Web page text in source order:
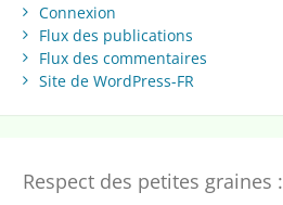
Connexion
Flux des publications
Flux des commentaires
Site de WordPress-FR
Respect des petites graines :